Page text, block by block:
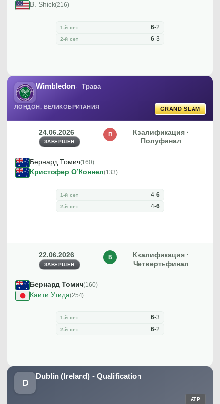
B. Shick(216)
1-й сет 6-2
2-й сет 6-3
Wimbledon Трава
ЛОНДОН, ВЕЛИКОБРИТАНИЯ GRAND SLAM
24.06.2026
ЗАВЕРШЁН
Квалификация ·
Полуфинал
П
Бернард Томич(160)
Кристофер О’Коннел(133)
1-й сет 4-6
2-й сет 4-6
22.06.2026
ЗАВЕРШЁН
Квалификация ·
Четвертьфинал
В
Бернард Томич(160)
Каити Утида(254)
1-й сет 6-3
2-й сет 6-2
D
Dublin (Ireland) - Qualification
ATP